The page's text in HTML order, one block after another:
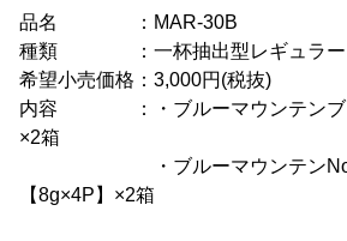
品名 ：MAR-30B
種類 ：一杯抽出型レギュラー
希望小売価格：3,000円(税抜)
内容 ：・ブルーマウンテンブレ
×2箱
・ブルーマウンテンNo.1
【8g×4P】×2箱